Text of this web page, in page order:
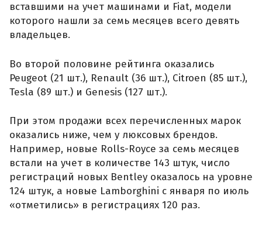
вставшими на учет машинами и Fiat, модели
которого нашли за семь месяцев всего девять
владельцев.
Во второй половине рейтинга оказались
Peugeot (21 шт.), Renault (36 шт.), Citroen (85 шт.),
Tesla (89 шт.) и Genesis (127 шт.).
При этом продажи всех перечисленных марок
оказались ниже, чем у люксовых брендов.
Например, новые Rolls-Royce за семь месяцев
встали на учет в количестве 143 штук, число
регистраций новых Bentley оказалось на уровне
124 штук, а новые Lamborghini с января по июль
«отметились» в регистрациях 120 раз.